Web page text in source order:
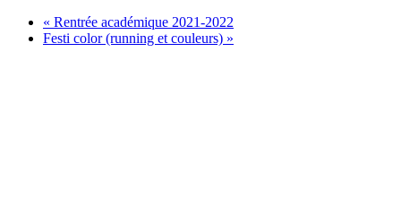
« Rentrée académique 2021-2022
Festi color (running et couleurs) »